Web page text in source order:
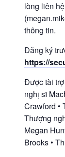
lòng liên
thông tin.
Đăng ký
https://
Được tài trợ
nghị sĩ
Crawford •
Thượng
Megan
Brooks •